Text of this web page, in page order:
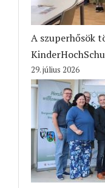
A szuperhősök
29. július 2026